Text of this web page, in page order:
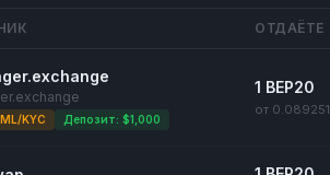
ОТДАЁТЕ
KYC Депозит: $1,000
1 BEP20
от 0.089251